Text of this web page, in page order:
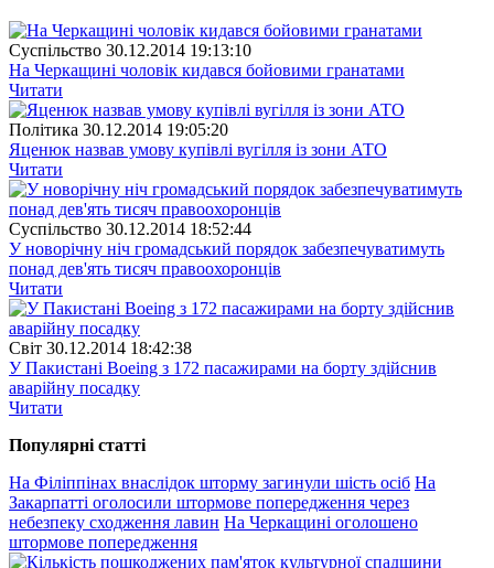
Суспiльство 30.12.2014 19:13:10
На Черкащині чоловік кидався бойовими гранатами
Читати
Полiтика 30.12.2014 19:05:20
Яценюк назвав умову купівлі вугілля із зони АТО
Читати
Суспiльство 30.12.2014 18:52:44
У новорічну ніч громадський порядок забезпечуватимуть
понад дев'ять тисяч правоохоронців
Читати
Свiт 30.12.2014 18:42:38
У Пакистані Boeing з 172 пасажирами на борту здійснив
аварійну посадку
Читати
Популярнi статтi
На Філіппінах внаслідок шторму загинули шість осіб На
Закарпатті оголосили штормове попередження через
небезпеку сходження лавин На Черкащині оголошено
штормове попередження